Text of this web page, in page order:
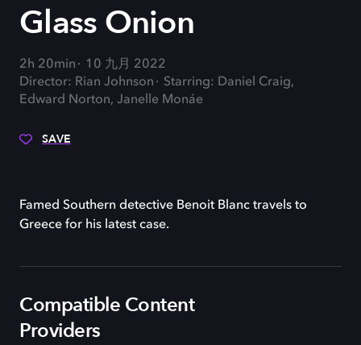
Glass Onion
2h 20min
10 九月 2022
Director: Rian Johnson
Starring: Daniel Craig,
Edward Norton, Janelle Monáe
SAVE
Famed Southern detective Benoit Blanc travels to
Greece for his latest case.
Compatible Content
Providers